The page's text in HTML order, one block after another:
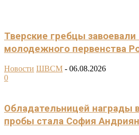
Тверские гребцы
молодежного первенства
Новости ШВСМ - 06.08.2026
0
Обладательницей награды
пробы стала София